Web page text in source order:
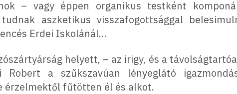
– vagy éppen organikus testként
aszketikus visszafogottsággal
Erdei Iskolánál…
helyett, – az irigy, és a
a szűkszavúan lényeglátó
érzelmektől fűtötten él és alkot.